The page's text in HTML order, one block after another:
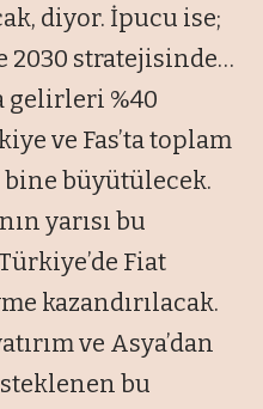
diyor. İpucu ise;
2030 stratejisinde…
gelirleri %40
ve Fas’ta toplam
büyütülecek.
yarısı bu
Fiat
kazandırılacak.
ve Asya’dan
bu